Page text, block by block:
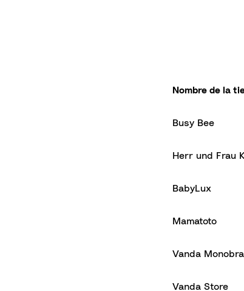
Nombre de la
Busy Bee
Herr und Frau
BabyLux
Mamatoto
Vanda
Vanda Store